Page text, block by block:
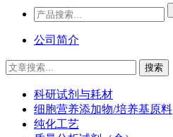
公司简介
科研试剂与耗材
细胞营养添加物/培养基原料
纯化工艺